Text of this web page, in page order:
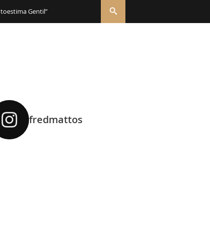
Gentil”
fredmattos